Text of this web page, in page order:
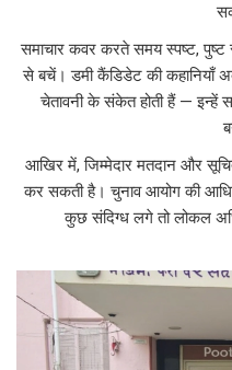
समाचार कवर करते समय स्पष्ट, पुष्ट
से बचें। डमी कैंडिडेट की कहानियाँ
चेतावनी के संकेत होती हैं — इन्हें
आखिर में, जिम्मेदार मतदान और
कर सकती है। चुनाव आयोग की
कुछ संदिग्ध लगे तो लोकल